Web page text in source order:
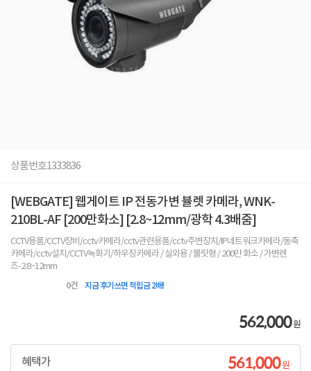
상품번호1333836
[WEBGATE] 웹게이트 IP 전동가변 뷸렛 카메라, WNK-
210BL-AF [200만화소] [2.8~12mm/광학 4.3배줌]
CCTV용품/CCTV장비/cctv카메라/cctv관련용품/cctv주변장치/IP네트워크카메라/동축
카메라/cctv설치/CCTV녹화기/하우징카메라 / 실외용 / 불릿형 / 200만 화소 / 가변렌
즈-2.8~12mm
0건 지금 후기쓰면 적립금 2배!
562,000원
혜택가 561,000원